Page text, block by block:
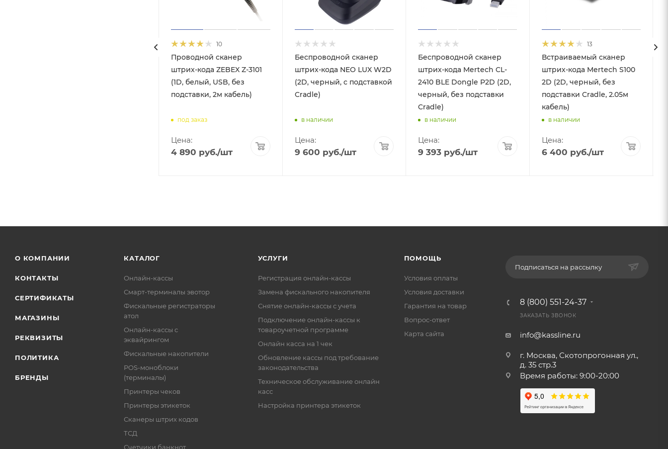
10
Проводной сканер
штрих-кода ZEBEX Z-3101
(1D, белый, USB, без
подставки, 2м кабель)
под заказ
Цена:
4 890 руб./шт
Беспроводной сканер
штрих-кода NEO LUX W2D
(2D, черный, с подставкой
Cradle)
в наличии
Цена:
9 600 руб./шт
Беспроводной сканер
штрих-кода Mertech CL-
2410 BLE Dongle P2D (2D,
черный, без подставки
Cradle)
в наличии
Цена:
9 393 руб./шт
13
Встраиваемый сканер
штрих-кода Mertech S100
2D (2D, черный, без
подставки Cradle, 2.05м
кабель)
в наличии
Цена:
6 400 руб./шт
О КОМПАНИИ
КОНТАКТЫ
СЕРТИФИКАТЫ
МАГАЗИНЫ
РЕКВИЗИТЫ
ПОЛИТИКА
БРЕНДЫ
КАТАЛОГ
Онлайн-кассы
Смарт-терминалы эвотор
Фискальные регистраторы
атол
Онлайн-кассы с
эквайрингом
Фискальные накопители
POS-моноблоки
(терминалы)
Принтеры чеков
Принтеры этикеток
Сканеры штрих кодов
ТСД
Счетчики банкнот
УСЛУГИ
Регистрация онлайн-кассы
Замена фискального накопителя
Снятие онлайн-кассы с учета
Подключение онлайн-кассы к
товароучетной программе
Онлайн касса на 1 чек
Обновление кассы под требование
законодательства
Техническое обслуживание онлайн
касс
Настройка принтера этикеток
ПОМОЩЬ
Условия оплаты
Условия доставки
Гарантия на товар
Вопрос-ответ
Карта сайта
Подписаться на рассылку
8 (800) 551-24-37
ЗАКАЗАТЬ ЗВОНОК
info@kassline.ru
г. Москва, Скотопрогонная ул.,
д. 35 стр.3
Время работы: 9:00-20:00